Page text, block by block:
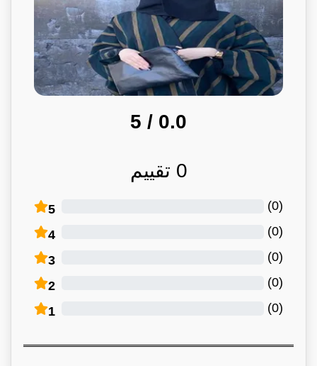
0.0
/ 5
0 تقييم
5 (
0
)
4 (
0
)
3 (
0
)
2 (
0
)
1 (
0
)